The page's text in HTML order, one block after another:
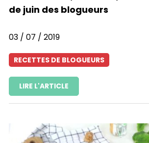
de juin des blogueurs
03 / 07 / 2019
RECETTES DE BLOGUEURS
LIRE L'ARTICLE